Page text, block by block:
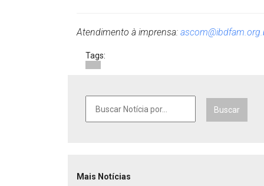
Atendimento à imprensa:
Tags:
Buscar
Mais Notícias